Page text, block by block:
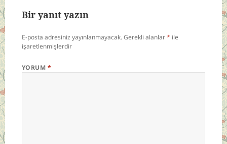
Bir yanıt yazın
E-posta adresiniz yayınlanmayacak.Gerekli alanlar* ile
işaretlenmişlerdir
YORUM *